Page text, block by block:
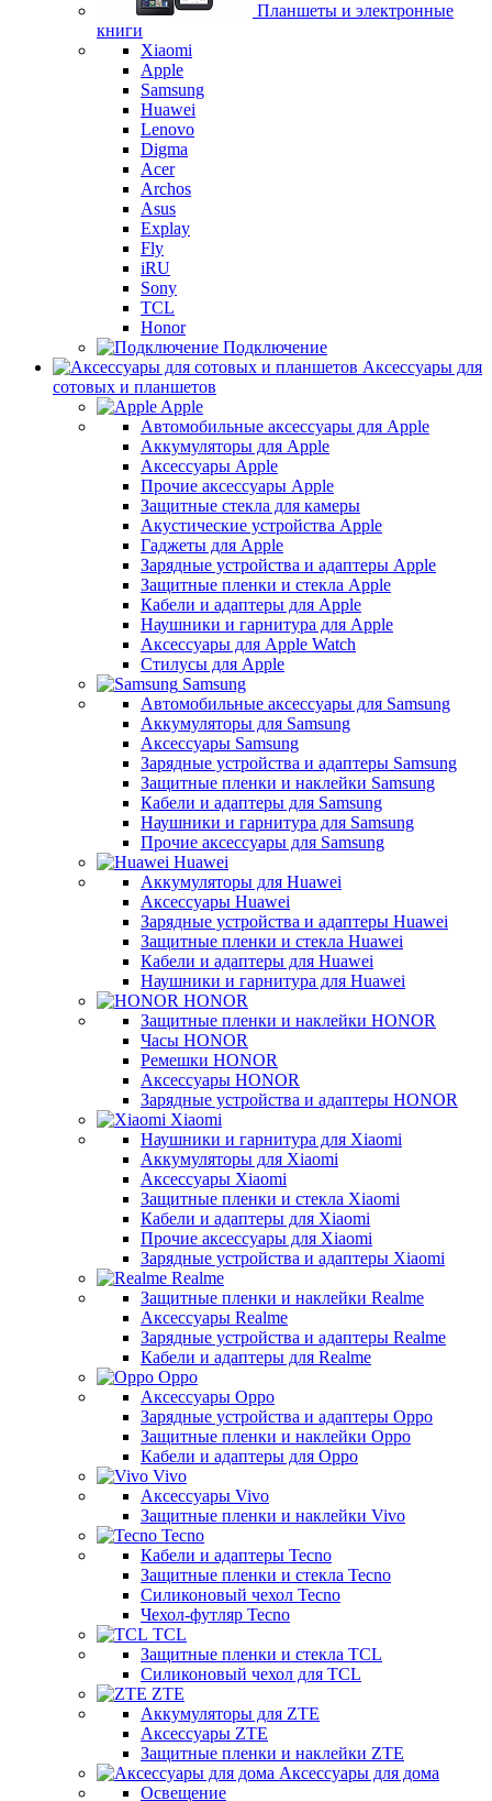
Планшеты и электронные
книги
Xiaomi
Apple
Samsung
Huawei
Lenovo
Digma
Acer
Archos
Asus
Explay
Fly
iRU
Sony
TCL
Honor
Подключение
Аксессуары для
сотовых и планшетов
Apple
Автомобильные аксессуары для Apple
Аккумуляторы для Apple
Аксессуары Apple
Прочие аксессуары Apple
Защитные стекла для камеры
Акустические устройства Apple
Гаджеты для Apple
Зарядные устройства и адаптеры Apple
Защитные пленки и стекла Apple
Кабели и адаптеры для Apple
Наушники и гарнитура для Apple
Аксессуары для Apple Watch
Стилусы для Apple
Samsung
Автомобильные аксессуары для Samsung
Аккумуляторы для Samsung
Аксессуары Samsung
Зарядные устройства и адаптеры Samsung
Защитные пленки и наклейки Samsung
Кабели и адаптеры для Samsung
Наушники и гарнитура для Samsung
Прочие аксессуары для Samsung
Huawei
Аккумуляторы для Huawei
Аксессуары Huawei
Зарядные устройства и адаптеры Huawei
Защитные пленки и стекла Huawei
Кабели и адаптеры для Huawei
Наушники и гарнитура для Huawei
HONOR
Защитные пленки и наклейки HONOR
Часы HONOR
Ремешки HONOR
Аксессуары HONOR
Зарядные устройства и адаптеры HONOR
Xiaomi
Наушники и гарнитура для Xiaomi
Аккумуляторы для Xiaomi
Аксессуары Xiaomi
Защитные пленки и стекла Xiaomi
Кабели и адаптеры для Xiaomi
Прочие аксессуары для Xiaomi
Зарядные устройства и адаптеры Xiaomi
Realme
Защитные пленки и наклейки Realme
Аксессуары Realme
Зарядные устройства и адаптеры Realme
Кабели и адаптеры для Realme
Oppo
Аксессуары Oppo
Зарядные устройства и адаптеры Oppo
Защитные пленки и наклейки Oppo
Кабели и адаптеры для Oppo
Vivo
Аксессуары Vivo
Защитные пленки и наклейки Vivo
Tecno
Кабели и адаптеры Tecno
Защитные пленки и стекла Tecno
Силиконовый чехол Tecno
Чехол-футляр Tecno
TCL
Защитные пленки и стекла TCL
Силиконовый чехол для TCL
ZTE
Аккумуляторы для ZTE
Аксессуары ZTE
Защитные пленки и наклейки ZTE
Аксессуары для дома
Освещение